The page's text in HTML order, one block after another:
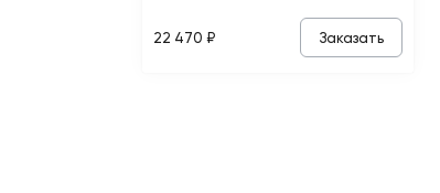
22 470 ₽ Заказать